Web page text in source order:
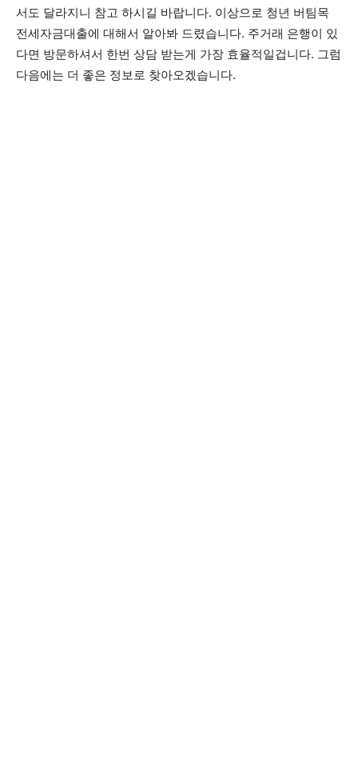
서도 달라지니 참고 하시길 바랍니다. 이상으로 청년 버팀목
전세자금대출에 대해서 알아봐 드렸습니다. 주거래 은행이 있
다면 방문하셔서 한번 상담 받는게 가장 효율적일겁니다. 그럼
다음에는 더 좋은 정보로 찾아오겠습니다.